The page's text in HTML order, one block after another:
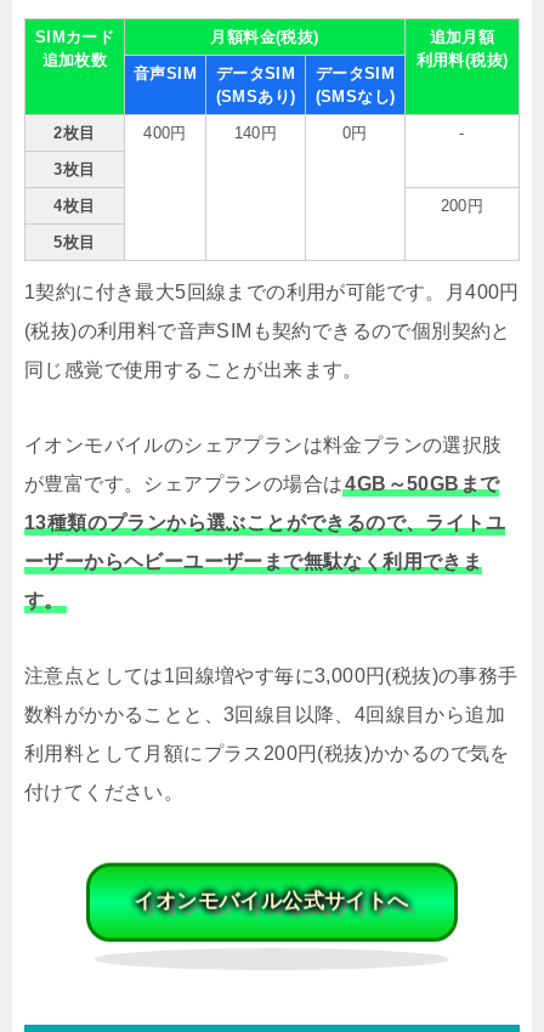
SIMカード
追加枚数
月額料金(税抜)
追加月額
利用料(税抜)
音声SIM
データSIM
(SMSあり)
データSIM
(SMSなし)
2枚目
400円 140円 0円
-
3枚目
4枚目
200円
5枚目
1契約に付き最大5回線までの利用が可能です。月400円
(税抜)の利用料で音声SIMも契約できるので個別契約と
同じ感覚で使用することが出来ます。
イオンモバイルのシェアプランは料金プランの選択肢
が豊富です。シェアプランの場合は 4GB～50GBまで
13種類のプランから選ぶことができるので、ライトユ
ーザーからヘビーユーザーまで無駄なく利用できま
す。
注意点としては1回線増やす毎に3,000円(税抜)の事務手
数料がかかることと、3回線目以降、4回線目から追加
利用料として月額にプラス200円(税抜)かかるので気を
付けてください。
イオンモバイル公式サイトへ